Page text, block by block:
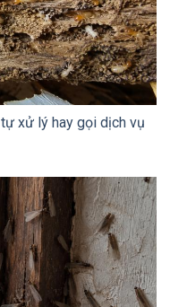
xử lý hay gọi dịch vụ